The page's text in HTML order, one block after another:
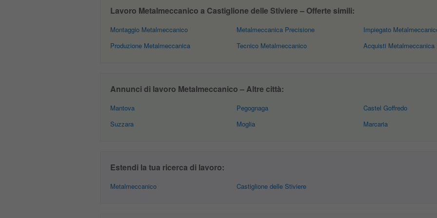
Lavoro Metalmeccanico a Castiglione delle Stiviere – Offerte simili:
Montaggio Metalmeccanico
Produzione Metalmeccanica
Metalmeccanica Precisione
Tecnico Metalmeccanico
Impiegato
Acquisti Metalmeccanica
Annunci di lavoro Metalmeccanico – Altre città:
Mantova
Suzzara
Pegognaga
Moglia
Castel Goffredo
Marcaria
Estendi la tua ricerca di lavoro:
Metalmeccanico Castiglione delle Stiviere